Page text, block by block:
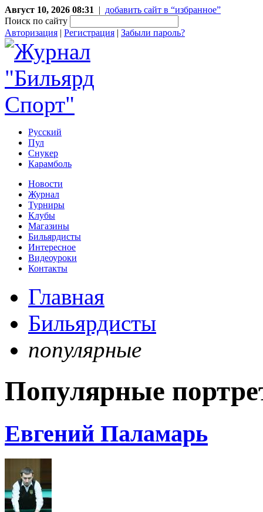
Август 10, 2026 08:31 | добавить сайт в “избранное”
Поиск по сайту
Авторизация | Регистрация | Забыли пароль?
Русский
Пул
Снукер
Карамболь
Новости
Журнал
Турниры
Клубы
Магазины
Бильярдисты
Интересное
Видеоуроки
Контакты
Главная
Бильярдисты
популярные
Популярные
Евгений Паламарь